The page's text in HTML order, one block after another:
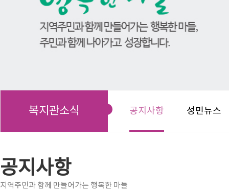
복지관소식 공지사항 성민뉴스
공지사항
지역주민과 함께 만들어가는 행복한 마들